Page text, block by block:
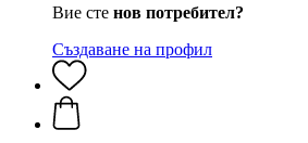
Вие сте нов потребител?
Създаване на профил